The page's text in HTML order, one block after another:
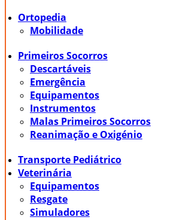
Ortopedia
Mobilidade
Primeiros Socorros
Descartáveis
Emergência
Equipamentos
Instrumentos
Malas Primeiros Socorros
Reanimação e Oxigénio
Transporte Pediátrico
Veterinária
Equipamentos
Resgate
Simuladores